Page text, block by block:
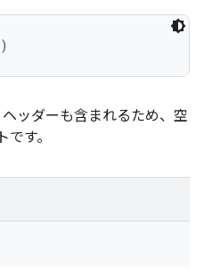
ッダーも含まれるため、空
す。